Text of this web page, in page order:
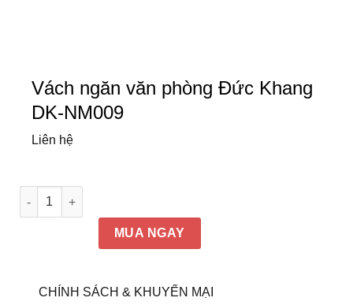
Vách ngăn văn phòng Đức Khang
DK-NM009
Liên hệ
Vách ngăn văn phòng Đức Khang DK-NM009 số lượng
MUA NGAY
CHÍNH SÁCH & KHUYẾN MẠI